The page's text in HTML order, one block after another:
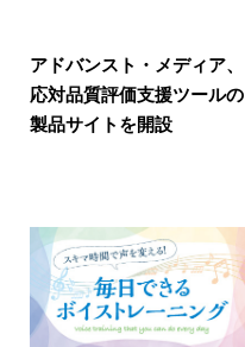
アドバンスト・メディア、
応対品質評価支援ツールの
製品サイトを開設